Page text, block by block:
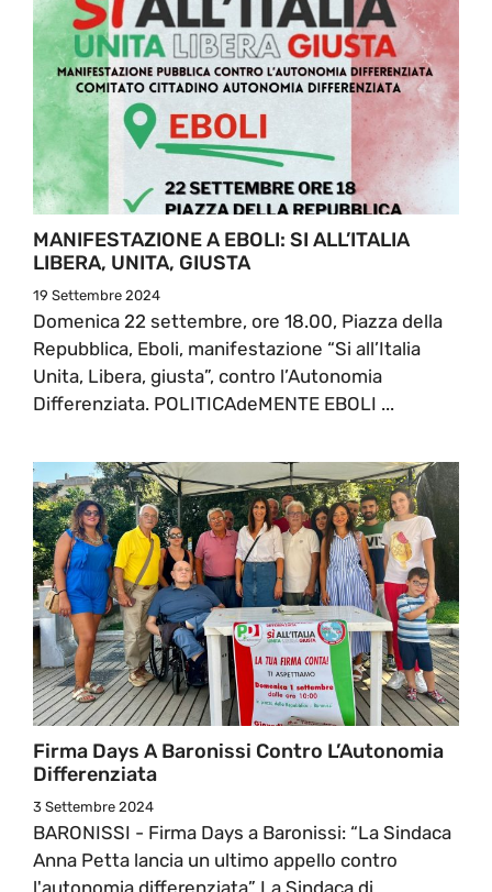
MANIFESTAZIONE A EBOLI: SI ALL’ITALIA
LIBERA, UNITA, GIUSTA
19 Settembre 2024
Domenica 22 settembre, ore 18.00, Piazza della
Repubblica, Eboli, manifestazione “Si all’Italia
Unita, Libera, giusta”, contro l’Autonomia
Differenziata. POLITICAdeMENTE EBOLI ...
Firma Days A Baronissi Contro L’Autonomia
Differenziata
3 Settembre 2024
BARONISSI - Firma Days a Baronissi: “La Sindaca
Anna Petta lancia un ultimo appello contro
l'autonomia differenziata” La Sindaca di